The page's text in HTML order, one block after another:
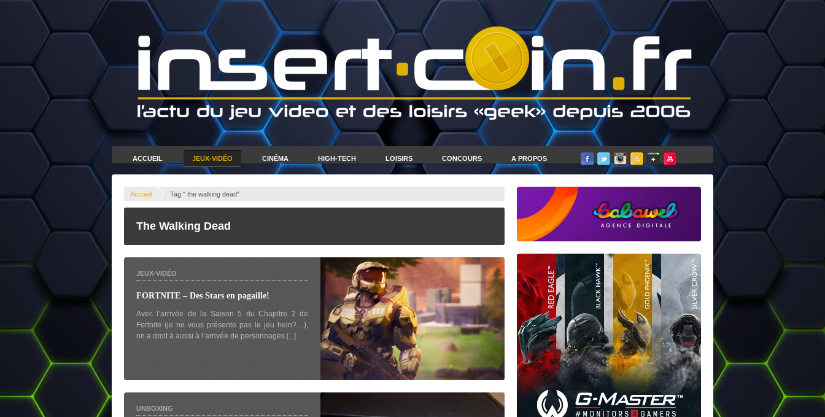
ACCUEIL JEUX-VIDÉO CINÉMA HIGH-TECH LOISIRS CONCOURS A PROPOS
Accueil Tag " the walking dead"
The Walking Dead
JEUX-VIDÉO
FORTNITE – Des Stars en pagaille!
Avec l’arrivée de la Saison 5 du Chapitre 2 de
Fortnite (je ne vous présente pas le jeu hein?…),
on a droit à aussi à l’arrivée de personnages [...]
UNBOXING